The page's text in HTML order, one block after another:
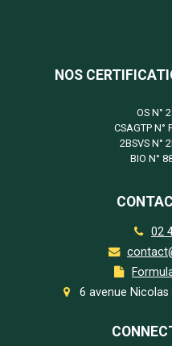
NOS
OS N°
CSAGTP N°
2BSVS N°
BIO N°
02
6 avenue Nicolas